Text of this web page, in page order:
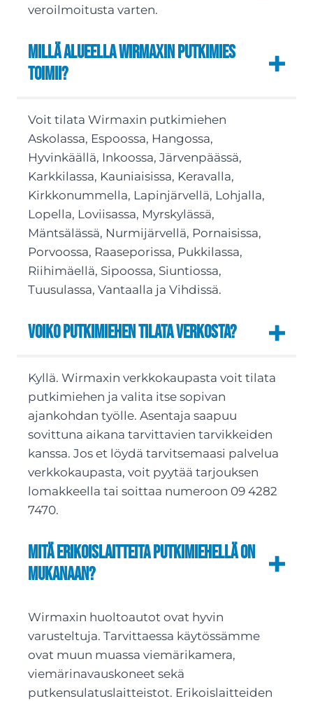
veroilmoitusta varten.
Millä alueella Wirmaxin Putkimies
toimii?
Voit tilata Wirmaxin putkimiehen
Askolassa, Espoossa, Hangossa,
Hyvinkäällä, Inkoossa, Järvenpäässä,
Karkkilassa, Kauniaisissa, Keravalla,
Kirkkonummella, Lapinjärvellä, Lohjalla,
Lopella, Loviisassa, Myrskylässä,
Mäntsälässä, Nurmijärvellä, Pornaisissa,
Porvoossa, Raaseporissa, Pukkilassa,
Riihimäellä, Sipoossa, Siuntiossa,
Tuusulassa, Vantaalla ja Vihdissä.
Voiko putkimiehen tilata verkosta?
Kyllä. Wirmaxin verkkokaupasta voit tilata
putkimiehen ja valita itse sopivan
ajankohdan työlle. Asentaja saapuu
sovittuna aikana tarvittavien tarvikkeiden
kanssa. Jos et löydä tarvitsemaasi palvelua
verkkokaupasta, voit pyytää tarjouksen
lomakkeella tai soittaa numeroon 09 4282
7470.
Mitä erikoislaitteita putkimiehellä on
mukanaan?
Wirmaxin huoltoautot ovat hyvin
varusteltuja. Tarvittaessa käytössämme
ovat muun muassa viemärikamera,
viemärinavauskoneet sekä
putkensulatuslaitteistot. Erikoislaitteiden